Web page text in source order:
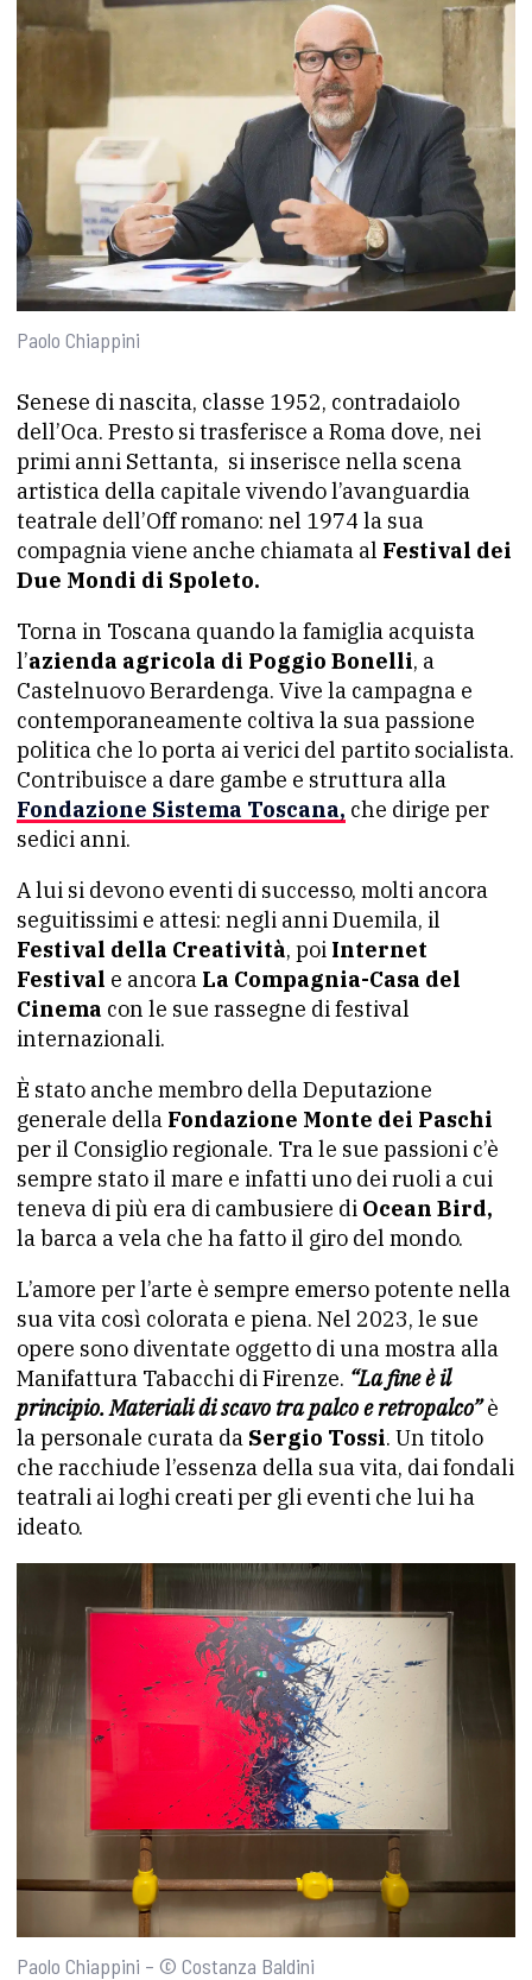
Paolo Chiappini
Senese di nascita, classe 1952, contradaiolo
dell’Oca. Presto si trasferisce a Roma dove, nei
primi anni Settanta, si inserisce nella scena
artistica della capitale vivendo l’avanguardia
teatrale dell’Off romano: nel 1974 la sua
compagnia viene anche chiamata al Festival dei
Due Mondi di Spoleto.
Torna in Toscana quando la famiglia acquista
l’azienda agricola di Poggio Bonelli, a
Castelnuovo Berardenga. Vive la campagna e
contemporaneamente coltiva la sua passione
politica che lo porta ai verici del partito socialista.
Contribuisce a dare gambe e struttura alla
Fondazione Sistema Toscana, che dirige per
sedici anni.
A lui si devono eventi di successo, molti ancora
seguitissimi e attesi: negli anni Duemila, il
Festival della Creatività, poi Internet
Festival e ancora La Compagnia-Casa del
Cinema con le sue rassegne di festival
internazionali.
È stato anche membro della Deputazione
generale della Fondazione Monte dei Paschi
per il Consiglio regionale. Tra le sue passioni c’è
sempre stato il mare e infatti uno dei ruoli a cui
teneva di più era di cambusiere di Ocean Bird,
la barca a vela che ha fatto il giro del mondo.
L’amore per l’arte è sempre emerso potente nella
sua vita così colorata e piena. Nel 2023, le sue
opere sono diventate oggetto di una mostra alla
Manifattura Tabacchi di Firenze. “La fine è il
principio. Materiali di scavo tra palco e retropalco”è
la personale curata da Sergio Tossi. Un titolo
che racchiude l’essenza della sua vita, dai fondali
teatrali ai loghi creati per gli eventi che lui ha
ideato.
Paolo Chiappini – © Costanza Baldini